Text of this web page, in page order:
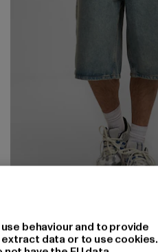
2Y STUDIOS
Junan Baggy Basic Shorts
behaviour and to provide
data or to use cookies.